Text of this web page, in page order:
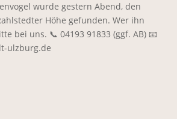
wurde gestern Abend, den
Höhe gefunden. Wer ihn
bei uns. 📞 04193 91833 (ggf. AB) 📧
ulzburg.de